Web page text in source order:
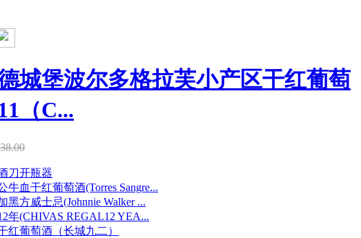
城堡波尔多格拉芙小产区干红葡萄
（C...
刀开瓶器
牛血干红葡萄酒(Torres Sangre...
黑方威士忌(Johnnie Walker ...
年(CHIVAS REGAL12 YEA...
红葡萄酒（长城九二）